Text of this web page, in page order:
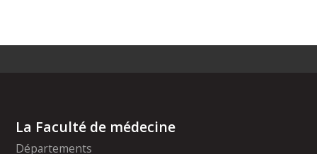
La Faculté de médecine
Départements